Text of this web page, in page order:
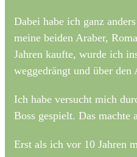
Dabei habe ich ganz
meine beiden Araber,
Jahren kaufte, wurde ich
weggedrängt und über den
Ich habe versucht mich
Boss gespielt. Das machte
Erst als ich vor 10 Jahren